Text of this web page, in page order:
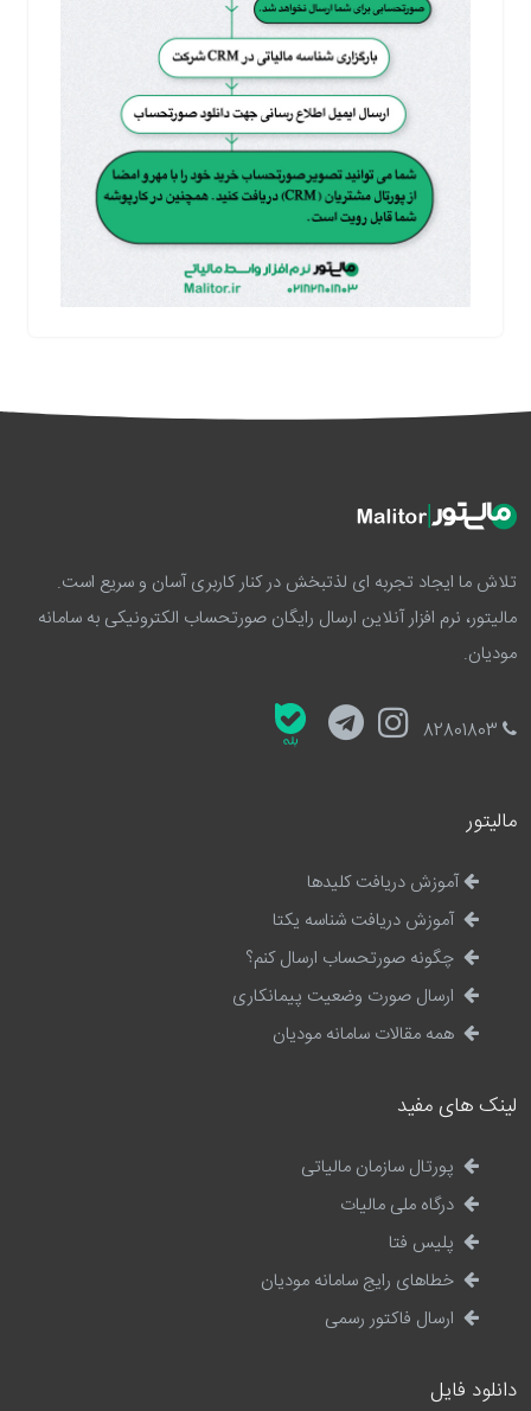
تلاش ما ایجاد تجربه ای لذتبخش در کنار کاربری آسان و سریع است.
مالیتور، نرم افزار آنلاین ارسال رایگان صورتحساب الکترونیکی به سامانه
مودیان.
مالیتور
آموزش دریافت کلیدها
آموزش دریافت شناسه یکتا
چگونه صورتحساب ارسال کنم؟
ارسال صورت وضعیت پیمانکاری
همه مقالات سامانه مودیان
لینک های مفید
پورتال سازمان مالیاتی
درگاه ملی مالیات
پلیس فتا
خطاهای رایج سامانه مودیان
ارسال فاکتور رسمی
دانلود فایل